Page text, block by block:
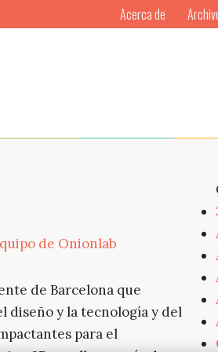
de Onionlab
de Barcelona que
diseño y la tecnología y del
para el
Acerca de